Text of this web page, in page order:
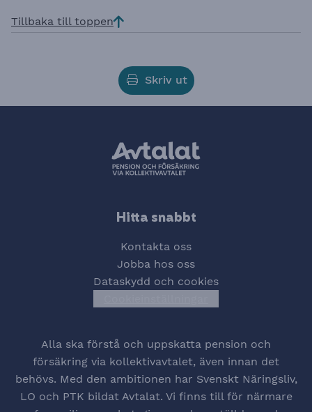
Tillbaka till toppen
Skriv ut
Hitta snabbt
Kontakta oss
Jobba hos oss
Dataskydd och cookies
Alla ska förstå och uppskatta pension och
försäkring via kollektivavtalet, även innan det
behövs. Med den ambitionen har Svenskt Näringsliv,
LO och PTK bildat Avtalat. Vi finns till för närmare